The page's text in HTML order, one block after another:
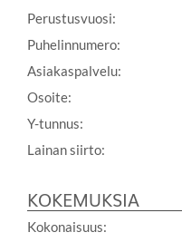
Perustusvuosi:
Puhelinnumero:
Asiakaspalvelu:
Osoite:
Y-tunnus:
Lainan siirto:
KOKEMUKSIA
Kokonaisuus: